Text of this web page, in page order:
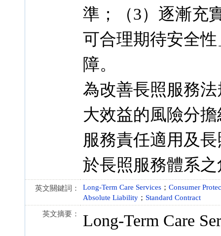
準；（3）逐漸充
可合理期待安全
障。
為改善長照服務
大效益的風險分
服務責任適用及
於長照服務體系
英文關鍵詞： Long-Term Care Services ； Consumer
Absolute Liability ； Standard Contract
英文摘要：
Long-Term Care